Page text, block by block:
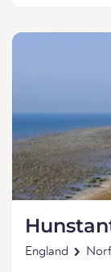
England